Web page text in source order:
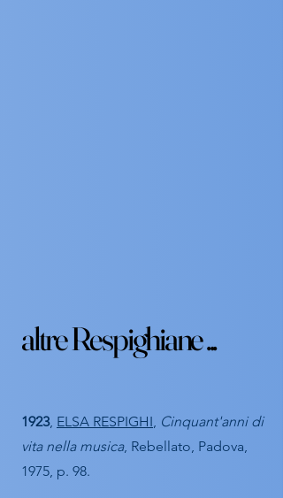
altre Respighiane ...
altre Respighiane ...
1923, ELSA RESPIGHI, Cinquant'anni di
vita nella musica, Rebellato, Padova,
1975, p. 98.